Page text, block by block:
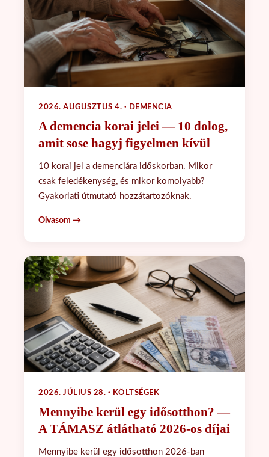
2026. AUGUSZTUS 4. · DEMENCIA
A demencia korai jelei — 10 dolog,
amit sose hagyj figyelmen kívül
10 korai jel a demenciára időskorban. Mikor
csak feledékenység, és mikor komolyabb?
Gyakorlati útmutató hozzátartozóknak.
Olvasom →
2026. JÚLIUS 28. · KÖLTSÉGEK
Mennyibe kerül egy idősotthon? —
A TÁMASZ átlátható 2026-os díjai
Mennyibe kerül egy idősotthon 2026-ban